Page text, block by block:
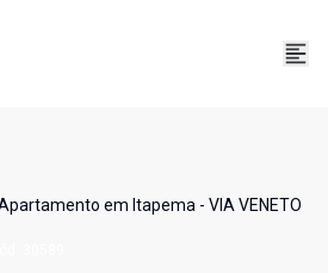
em Itapema - VIA VENETO